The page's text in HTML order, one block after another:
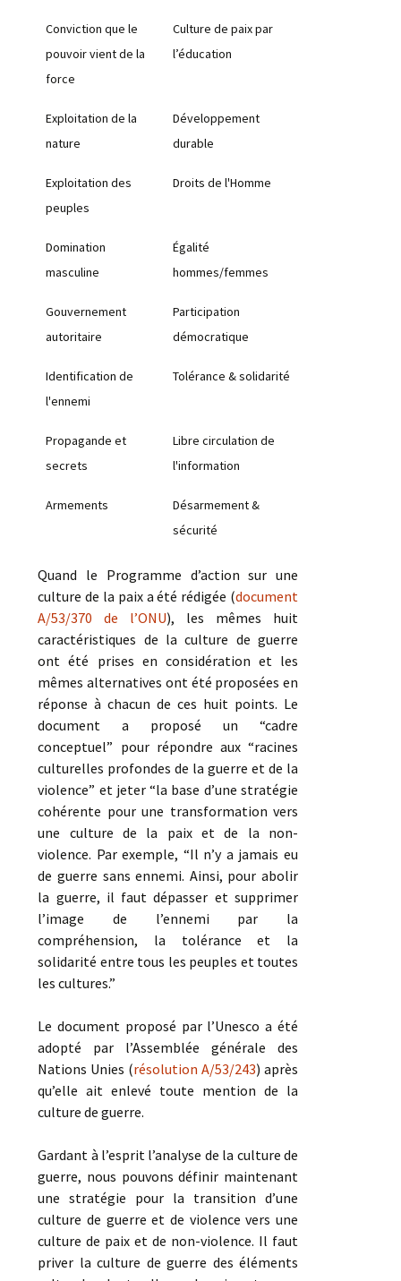
Conviction que le
pouvoir vient de la
force
Culture de paix par
l’éducation
Exploitation de la
nature
Développement
durable
Exploitation des
peuples
Droits de l'Homme
Domination
masculine
Égalité
hommes/femmes
Gouvernement
autoritaire
Participation
démocratique
Identification de
l'ennemi
Tolérance & solidarité
Propagande et
secrets
Libre circulation de
l'information
Armements
Désarmement &
sécurité
Quand le Programme d’action sur une
culture de la paix a été rédigée (document
A/53/370 de l’ONU), les mêmes huit
caractéristiques de la culture de guerre
ont été prises en considération et les
mêmes alternatives ont été proposées en
réponse à chacun de ces huit points. Le
document a proposé un “cadre
conceptuel” pour répondre aux “racines
culturelles profondes de la guerre et de la
violence” et jeter “la base d’une stratégie
cohérente pour une transformation vers
une culture de la paix et de la non-
violence. Par exemple, “Il n’y a jamais eu
de guerre sans ennemi. Ainsi, pour abolir
la guerre, il faut dépasser et supprimer
l’image de l’ennemi par la
compréhension, la tolérance et la
solidarité entre tous les peuples et toutes
les cultures.”
Le document proposé par l’Unesco a été
adopté par l’Assemblée générale des
Nations Unies (résolution A/53/243) après
qu’elle ait enlevé toute mention de la
culture de guerre.
Gardant à l’esprit l’analyse de la culture de
guerre, nous pouvons définir maintenant
une stratégie pour la transition d’une
culture de guerre et de violence vers une
culture de paix et de non-violence. Il faut
priver la culture de guerre des éléments